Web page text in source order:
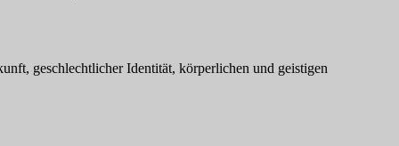
geschlechtlicher Identität, körperlichen und geistigen